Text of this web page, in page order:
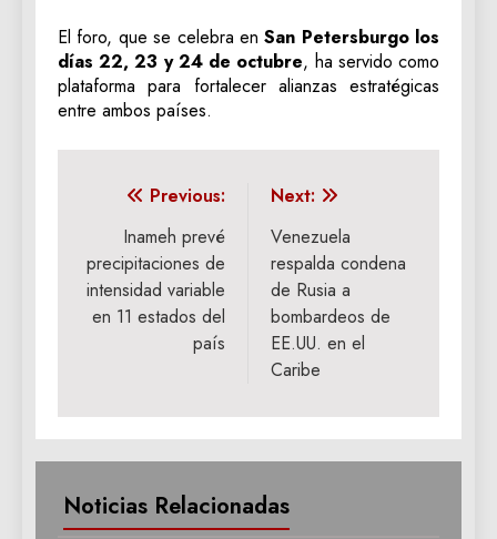
El foro, que se celebra enSan Petersburgo los
días 22, 23 y 24 de octubre, ha servido como
plataforma para fortalecer alianzas estratégicas
entre ambos países.
Navegación
entradas
Previous:
Inameh prevé
precipitaciones de
intensidad variable
en 11 estados del
país
Next:
Venezuela
respalda condena
de Rusia a
bombardeos de
EE.UU. en el
Caribe
Noticias Relacionadas